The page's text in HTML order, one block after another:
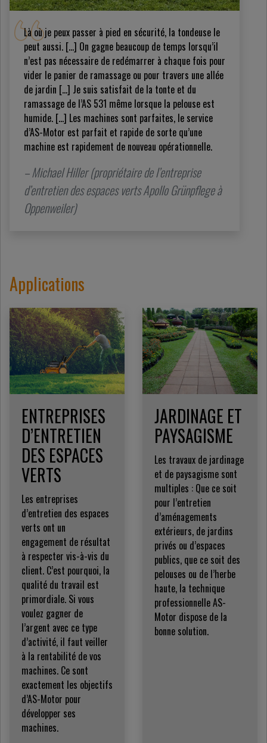
Là où je peux passer à pied en sécurité, la tondeuse le
peut aussi. […] On gagne beaucoup de temps lorsqu’il
n’est pas nécessaire de redémarrer à chaque fois pour
vider le panier de ramassage ou pour travers une allée
de jardin […] Je suis satisfait de la tonte et du
ramassage de l’AS 531 même lorsque la pelouse est
humide. […] Les machines sont parfaites, le service
d’AS-Motor est parfait et rapide de sorte qu’une
machine est rapidement de nouveau opérationnelle.
– Michael Hiller (propriétaire de l’entreprise
d’entretien des espaces verts Apollo Grünpflege à
Oppenweiler)
Applications
ENTREPRISES
D’ENTRETIEN
DES ESPACES
VERTS
Les entreprises
d’entretien des espaces
verts ont un
engagement de résultat
à respecter vis-à-vis du
client. C’est pourquoi, la
qualité du travail est
primordiale. Si vous
voulez gagner de
l’argent avec ce type
d’activité, il faut veiller
à la rentabilité de vos
machines. Ce sont
exactement les objectifs
d’AS-Motor pour
développer ses
machines.
JARDINAGE ET
PAYSAGISME
Les travaux de jardinage
et de paysagisme sont
multiples : Que ce soit
pour l’entretien
d’aménagements
extérieurs, de jardins
privés ou d’espaces
publics, que ce soit des
pelouses ou de l’herbe
haute, la technique
professionnelle AS-
Motor dispose de la
bonne solution.